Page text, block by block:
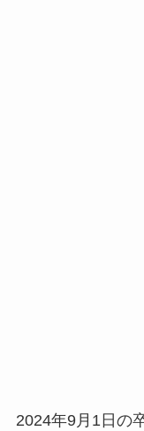
2024年9月1日の